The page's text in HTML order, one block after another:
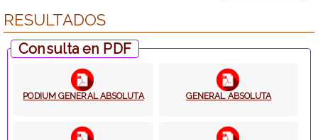
RESULTADOS
Consulta en PDF
PODIUM GENERAL ABSOLUTA GENERAL ABSOLUTA